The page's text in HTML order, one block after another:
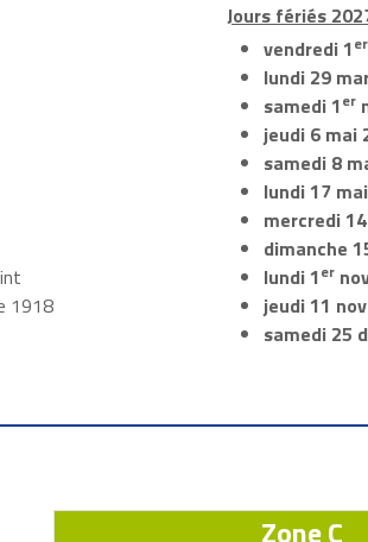
1918
Jours fériés
vendredi 1er
lundi 29
samedi 1er
jeudi 6 mai
samedi 8
lundi 17
mercredi
dimanche
lundi 1er
jeudi 11
samedi 25
Zone C